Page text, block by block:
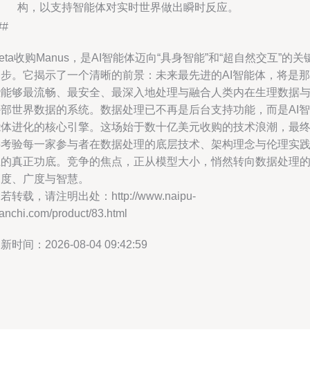
构，以支持智能体对实时世界做出瞬时反应。
收购Manus，是AI智能体迈向“具身智能”和“超自然交互”的关
。它揭示了一个清晰的前景：未来最先进的AI智能体，将是那
够最流畅、最安全、最深入地处理与融合人类内在生理数据与
世界数据的系统。数据处理已不再是后台支持功能，而是AI智
进化的核心引擎。这场始于数十亿美元收购的技术浪潮，最终
验每一家参与者在数据处理的底层技术、架构理念与伦理实践
真正功底。竞争的焦点，正从模型大小，悄然转向数据处理的
、广度与智慧。
转载，请注明出处：http://www.naipu-
product/83.html
时间：2026-08-04 09:42:59